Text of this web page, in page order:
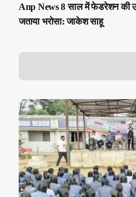
Anp News 8 साल में फेडरेशन की
जताया भरोसा: जाकेश साहू